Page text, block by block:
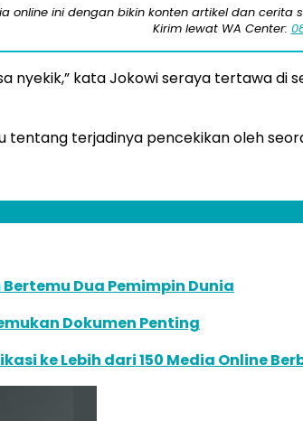
online ini dengan bikin konten artikel dan
Kirim lewat WA Center:
nyekik,” kata Jokowi seraya tertawa di
tentang terjadinya pencekikan oleh
Dua Pemimpin Dunia
Dokumen Penting
ke Lebih dari 150 Media Online